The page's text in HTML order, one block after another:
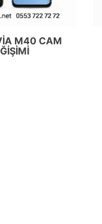
M40 CAM